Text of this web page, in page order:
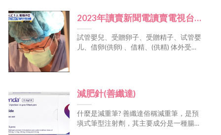
2023年讀賣新聞電讀賣電視台採
訪張宏吉醫師整理三年的報導，
最近在日本被放送出來。日本讀
等待了三年時間， 終於在2023年
來臺植入，終於懷孕了。而讀賣
新聞也整理近三年的報導，終於
試管嬰兒、受贈卵子、受贈精子、试管婴
儿、借卵(供卵) 、借精、(供精) 体外受
減肥針(善纖達)
什麼是減重筆? 善纖達俗稱減重筆，是預
塡式筆型注射劑，其主要成分是一種腸道